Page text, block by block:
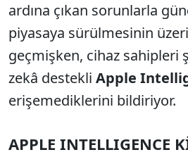
ardına çıkan sorunlarla
piyasaya sürülmesinin
geçmişken, cihaz sahipleri
zekâ destekli Apple
erişemediklerini bildiriyor.
APPLE INTELLIGENCE